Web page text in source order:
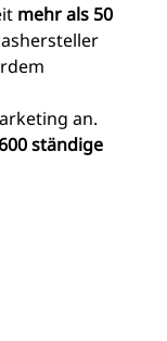
mehr als 50
an.
ständige